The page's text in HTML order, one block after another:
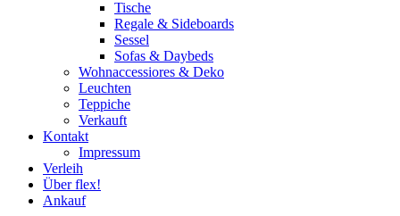
Tische
Regale & Sideboards
Sessel
Sofas & Daybeds
Wohnaccessiores & Deko
Leuchten
Teppiche
Verkauft
Kontakt
Impressum
Verleih
Über flex!
Ankauf